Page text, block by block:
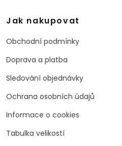
Jak nakupovat
Obchodní podmínky
Doprava a platba
Sledování objednávky
Ochrana osobních údajů
Informace o cookies
Tabulka velikostí